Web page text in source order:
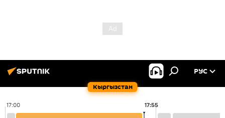
Кыргызстан
РУС
17:00 17:55